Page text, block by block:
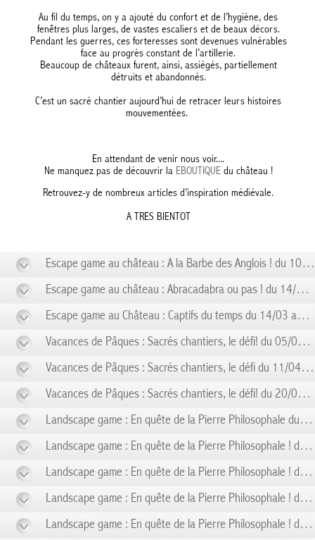
Au fil du temps, on y a ajouté du confort et de l’hygiène, des
fenêtres plus larges, de vastes escaliers et de beaux décors.
Pendant les guerres, ces forteresses sont devenues vulnérables
face au progrès constant de l’artillerie.
Beaucoup de châteaux furent, ainsi, assiégés, partiellement
détruits et abandonnés.
C’est un sacré chantier aujourd’hui de retracer leurs histoires
mouvementées.
En attendant de venir nous voir....
Ne manquez pas de découvrir la EBOUTIQUEdu château !
Retrouvez-y de nombreux articles d’inspiration médiévale.
A TRES BIENTOT
Escape game au château : A la Barbe des Anglois ! du 10/01 au 10/01
Escape game au château : Abracadabra ou pas ! du 14/02 au 14/02
Escape game au Château : Captifs du temps du 14/03 au 14/03
Vacances de Pâques : Sacrés chantiers, le défi! du 05/04 au 10/04
Vacances de Pâques : Sacrés chantiers, le défi du 11/04 au 19/04
Vacances de Pâques : Sacrés chantiers, le défi! du 20/04 au 26/04
Landscape game : En quête de la Pierre Philosophale du 01/05 au 01/05
Landscape game : En quête de la Pierre Philosophale ! du 03/05 au 03/05
Landscape game : En quête de la Pierre Philosophale ! du 08/05 au 08/05
Landscape game : En quête de la Pierre Philosophale ! du 10/05 au 10/05
Landscape game : En quête de la Pierre Philosophale ! du 14/05 au 14/05